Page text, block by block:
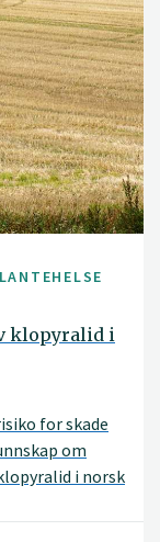
klopyralid i
for skade
om
i norsk